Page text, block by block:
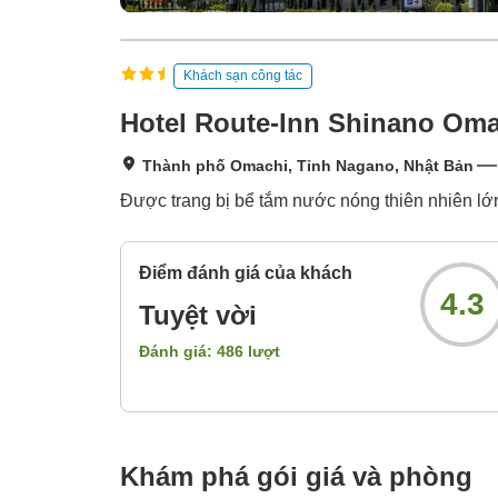
Khách sạn công tác
Hotel Route-Inn Shinano
Thành phố Omachi, Tỉnh Nagano, Nhật Bản
Được trang bị bể tắm nước nóng thiên nhiên
Điểm đánh giá của khách
Tuyệt vời
Đánh giá: 486 lượt
4.3
Khám phá gói giá và phòng